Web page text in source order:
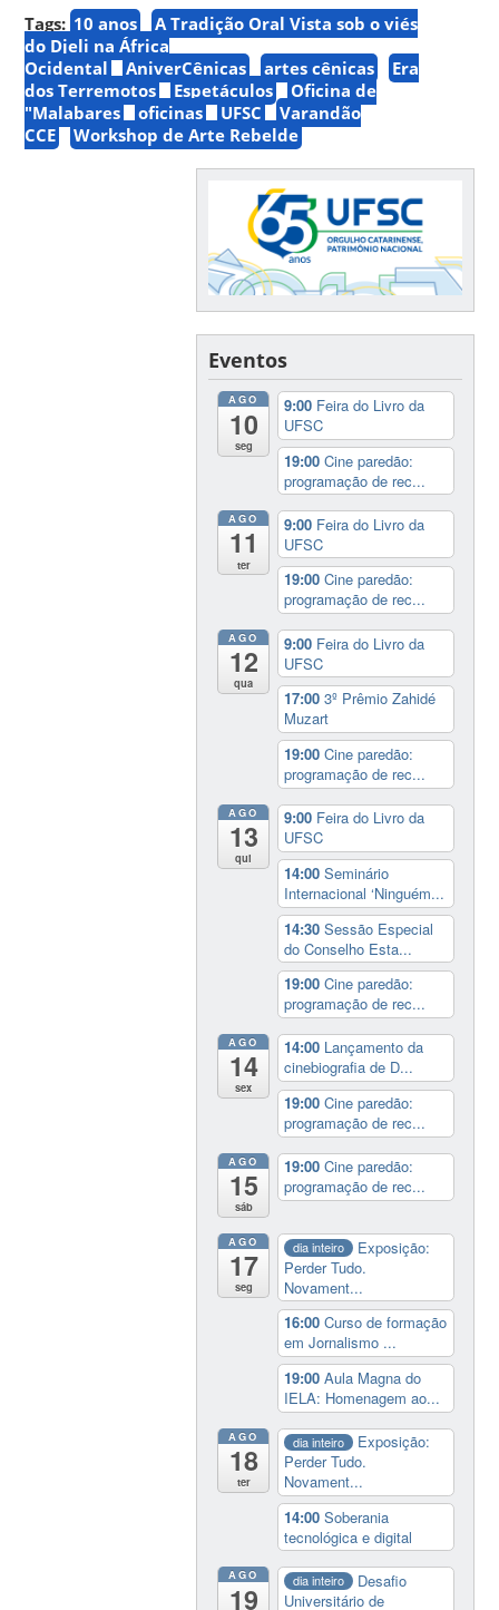
Tags: 10 anos
A Tradição Oral Vista sob o viés
do Djeli na África
Ocidental
AniverCênicas artes cênicas
Era
dos Terremotos
Espetáculos
Oficina de
"Malabares
oficinas UFSC
Varandão
CCE
Workshop de Arte Rebelde
Eventos
AGO
10
seg
9:00 Feira do Livro da
UFSC
19:00Cine paredão:
programação de rec...
AGO
11
ter
9:00 Feira do Livro da
UFSC
19:00Cine paredão:
programação de rec...
AGO
12
qua
9:00 Feira do Livro da
UFSC
17:003º Prêmio Zahidé
Muzart
19:00Cine paredão:
programação de rec...
AGO
13
qui
9:00 Feira do Livro da
UFSC
14:00Seminário
Internacional ‘Ninguém...
14:30Sessão Especial
do Conselho Esta...
19:00Cine paredão:
programação de rec...
AGO
14
sex
14:00 Lançamento da
cinebiografia de D...
19:00Cine paredão:
programação de rec...
AGO
15
sáb
19:00Cine paredão:
programação de rec...
AGO
17
seg
dia inteiro
Exposição:
Perder Tudo.
Novament...
16:00Curso de formação
em Jornalismo ...
19:00Aula Magna do
IELA: Homenagem ao...
AGO
18
ter
dia inteiro
Exposição:
Perder Tudo.
Novament...
14:00Soberania
tecnológica e digital
AGO
19
dia inteiro
Desafio
Universitário de